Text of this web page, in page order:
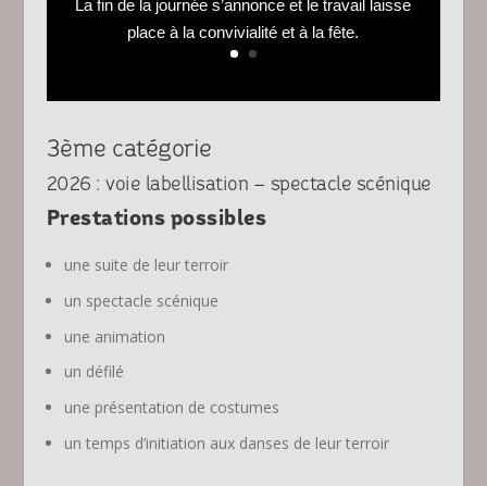
La fin de la journée s’annonce et le travail laisse
place à la convivialité et à la fête.
3ème catégorie
2026 : voie labellisation – spectacle scénique
Prestations possibles
une suite de leur terroir
un spectacle scénique
une animation
un défilé
une présentation de costumes
un temps d’initiation aux danses de leur terroir